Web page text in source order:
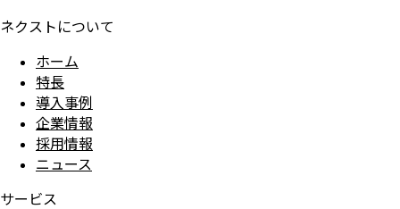
ネクストについて
ホーム
特長
導入事例
企業情報
採用情報
ニュース
サービス